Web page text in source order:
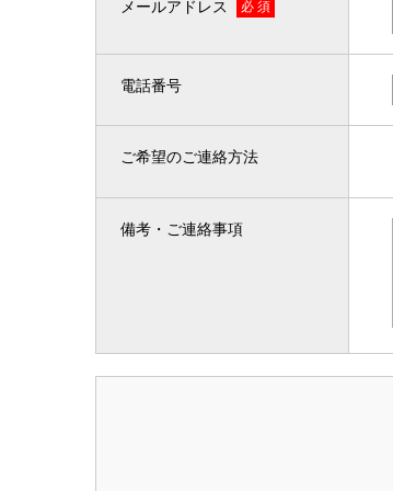
メールアドレス 必 須
電話番号
ご希望のご連絡方法
備考・ご連絡事項